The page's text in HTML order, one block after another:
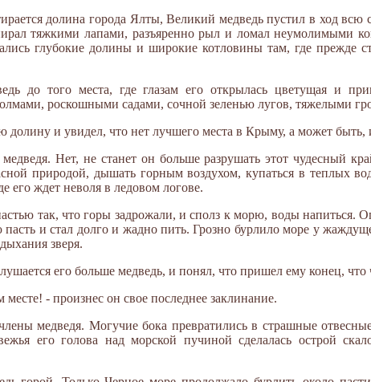
долина города Ялты, Великий медведь пустил в ход
тяжкими лапами, разъяренно рыл и ломал неумолимыми
глубокие долины и широкие котловины там, где прежде
до того места, где глазам его открылась цветущая и
роскошными садами, сочной зеленью лугов, тяжелыми
долину и увидел, что нет лучшего места в Крыму, а может быть,
Нет, не станет он больше разрушать этот чудесный
природой, дышать горным воздухом, купаться в теплых
его ждет неволя в ледовом логове.
так, что горы задрожали, и сполз к морю, воды напиться.
и стал долго и жадно пить. Грозно бурлило море у
зверя.
его больше медведь, и понял, что пришел ему конец, что
- произнес он свое последнее заклинание.
медведя. Могучие бока превратились в страшные
его голова над морской пучиной сделалась острой